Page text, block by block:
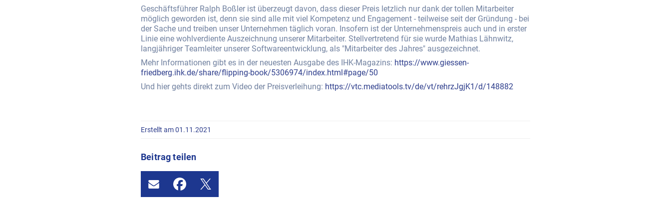
Geschäftsführer Ralph Boßler ist überzeugt davon, dass dieser Preis letzlich nur dank der tollen Mitarbeiter
möglich geworden ist, denn sie sind alle mit viel Kompetenz und Engagement - teilweise seit der Gründung - bei
der Sache und treiben unser Unternehmen täglich voran. Insofern ist der Unternehmenspreis auch und in erster
Linie eine wohlverdiente Auszeichnung unserer Mitarbeiter. Stellvertretend für sie wurde Mathias Lähnwitz,
langjähriger Teamleiter unserer Softwareentwicklung, als "Mitarbeiter des Jahres" ausgezeichnet.
Mehr Informationen gibt es in der neuesten Ausgabe des IHK-Magazins: https://www.giessen-
friedberg.ihk.de/share/flipping-book/5306974/index.html#page/50
Und hier gehts direkt zum Video der Preisverleihung: https://vtc.mediatools.tv/de/vt/rehrzJgjK1/d/148882
Erstellt am 01.11.2021
Beitrag teilen